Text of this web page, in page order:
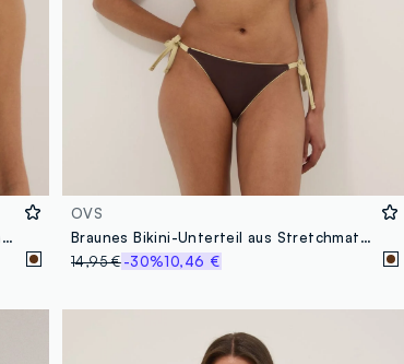
Braunes Triangel-Bikini-Top aus Stretchmaterial
OVS
Braunes Bikini-Unterteil aus Stretchmaterial mit kontrastierenden Bindebändern
14,95 €-30%10,46 €